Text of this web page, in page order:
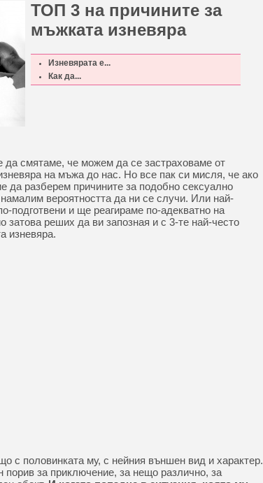
ТОП 3 на причините за
мъжката изневяра
Изневярата е...
Как да...
да смятаме, че можем да се застраховаме от
на мъжа до нас. Но все пак си мисля, че ако
да разберем причините за подобно сексуално
вероятността да ни се случи. Или най-
подготвени и ще реагираме по-адекватно на
затова реших да ви запозная и с 3-те най-често
изневяра.
с половинката му, с нейния външен вид и характер.
за приключение, за нещо различно, за